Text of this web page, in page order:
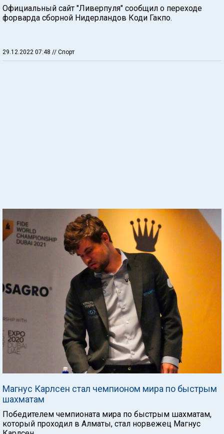
Официальный сайт "Ливерпуля" сообщил о переходе
форварда сборной Нидерландов Коди Гакпо.
29.12.2022 07:48 // Спорт
Магнус Карлсен стал чемпионом мира по быстрым
шахматам
Победителем чемпионата мира по быстрым шахматам,
который проходил в Алматы, стал норвежец Магнус